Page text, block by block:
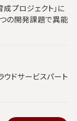
成プロジェクト」に
の開発課題で異能
ウドサービスパート